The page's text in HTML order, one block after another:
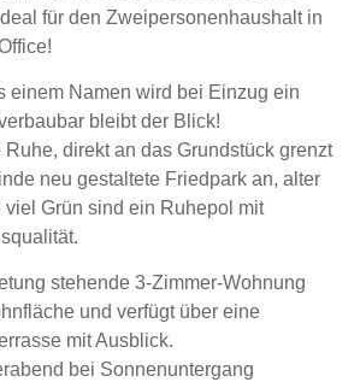
für den Zweipersonenhaushalt in
einem Namen wird bei Einzug ein
bleibt der Blick!
direkt an das Grundstück grenzt
neu gestaltete Friedpark an, alter
viel Grün sind ein Ruhepol mit
stehende 3-Zimmer-Wohnung
und verfügt über eine
mit Ausblick.
bei Sonnenuntergang